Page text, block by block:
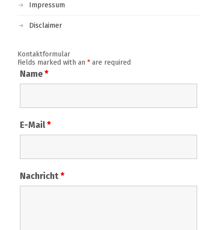
Impressum
Disclaimer
Kontaktformular
Fields marked with an *are required
Name*
E-Mail*
Nachricht*